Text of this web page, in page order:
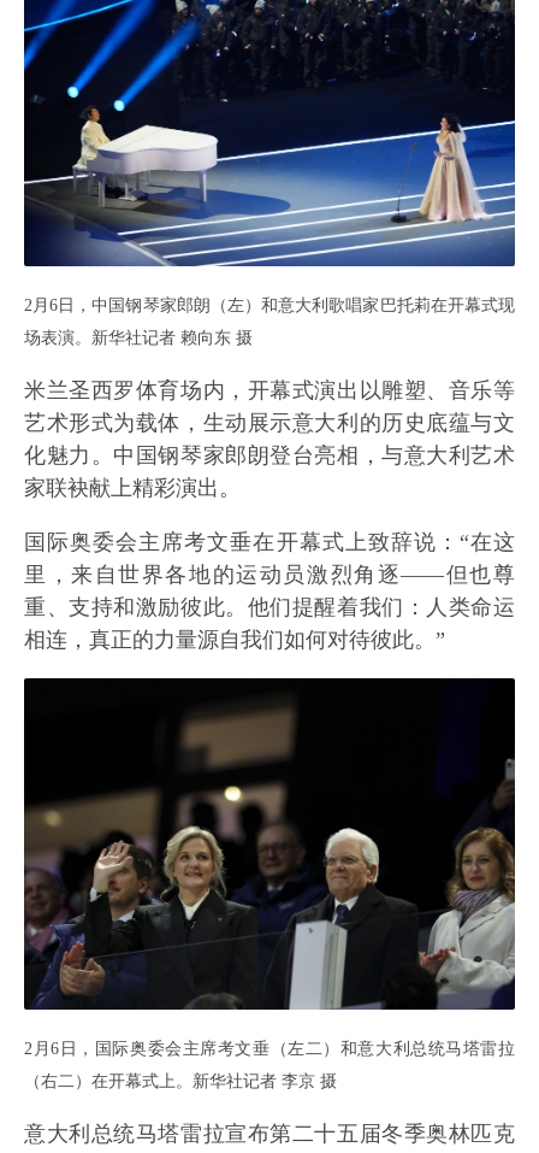
2月6日，中国钢琴家郎朗（左）和意大利歌唱家巴托莉在开幕式现
场表演。新华社记者 赖向东 摄
米兰圣西罗体育场内，开幕式演出以雕塑、音乐等
艺术形式为载体，生动展示意大利的历史底蕴与文
化魅力。中国钢琴家郎朗登台亮相，与意大利艺术
家联袂献上精彩演出。
国际奥委会主席考文垂在开幕式上致辞说：“在这
里，来自世界各地的运动员激烈角逐——但也尊
重、支持和激励彼此。他们提醒着我们：人类命运
相连，真正的力量源自我们如何对待彼此。”
2月6日，国际奥委会主席考文垂（左二）和意大利总统马塔雷拉
（右二）在开幕式上。新华社记者 李京 摄
意大利总统马塔雷拉宣布第二十五届冬季奥林匹克